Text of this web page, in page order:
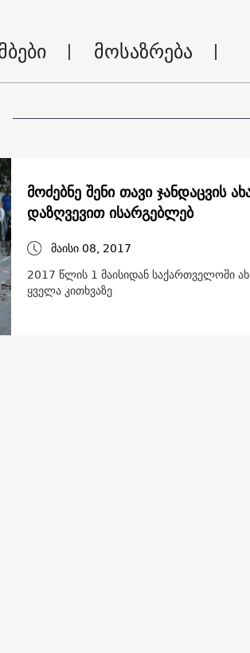
მოსაზრება
მოძებნე შენი თავი ჯანდაცვის
დაზღვევით ისარგებლებ
მაისი 08, 2017
2017 წლის 1 მაისიდან საქართველოში
ყველა კითხვაზე